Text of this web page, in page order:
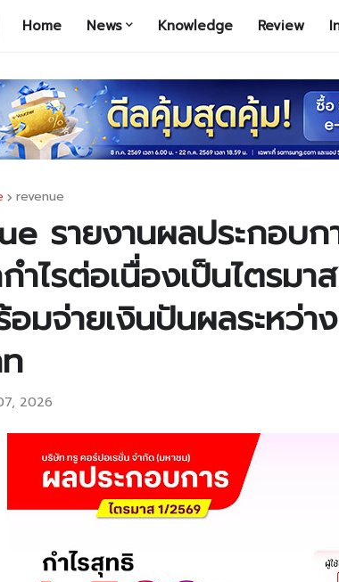
Home News Knowledge Review
revenue
รายงานผลประกอบ
ำไรต่อเนื่องเป็นไตร
มจ่ายเงินปันผลระหว่
2026